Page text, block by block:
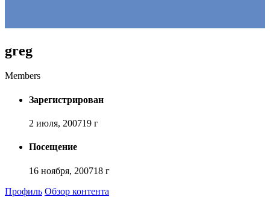
greg
Members
Зарегистрирован
2 июля, 200719 г
Посещение
16 ноября, 200718 г
Профиль Обзор контента